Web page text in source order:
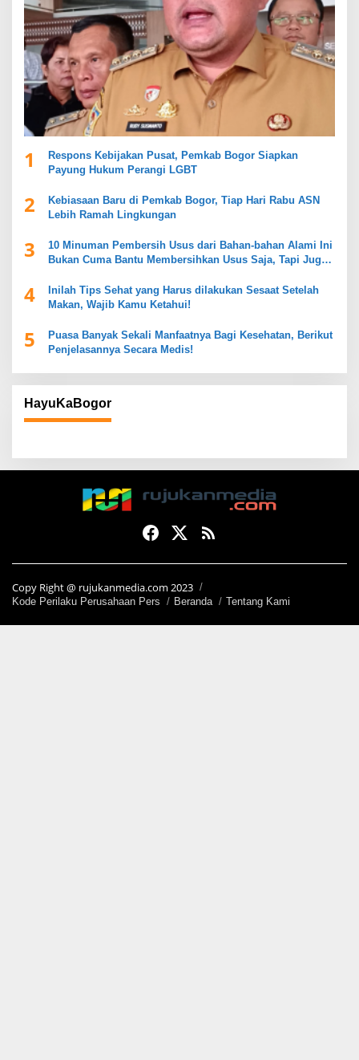
1
Respons Kebijakan Pusat, Pemkab Bogor Siapkan
Payung Hukum Perangi LGBT
2
Kebiasaan Baru di Pemkab Bogor, Tiap Hari Rabu ASN
Lebih Ramah Lingkungan
3
10 Minuman Pembersih Usus dari Bahan-bahan Alami Ini
Bukan Cuma Bantu Membersihkan Usus Saja, Tapi Juga
4
Inilah Tips Sehat yang Harus dilakukan Sesaat Setelah
Makan, Wajib Kamu Ketahui!
5
Puasa Banyak Sekali Manfaatnya Bagi Kesehatan, Berikut
Penjelasannya Secara Medis!
HayuKaBogor
Copy Right @ rujukanmedia.com 2023
Kode Perilaku Perusahaan Pers Beranda Tentang Kami